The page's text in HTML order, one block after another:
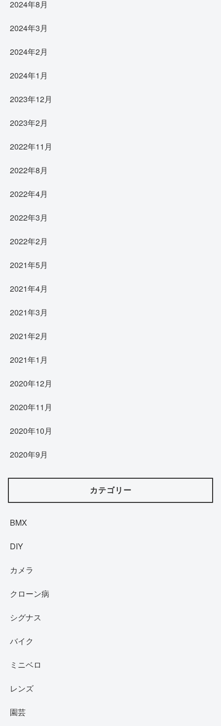
2024年8月
2024年3月
2024年2月
2024年1月
2023年12月
2023年2月
2022年11月
2022年8月
2022年4月
2022年3月
2022年2月
2021年5月
2021年4月
2021年3月
2021年2月
2021年1月
2020年12月
2020年11月
2020年10月
2020年9月
カテゴリー
BMX
DIY
カメラ
クローン病
シグナス
バイク
ミニベロ
レンズ
園芸